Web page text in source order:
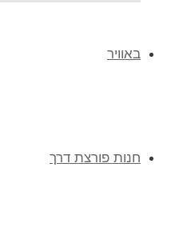
באוויר
חנות פורצת דרך